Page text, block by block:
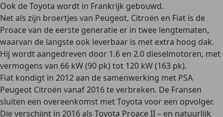
Ook de Toyota wordt in Frankrijk gebouwd.
Net als zijn broertjes van Peugeot, Citroën en Fiat is de
Proace van de eerste generatie er in twee lengtematen,
waarvan de langste ook leverbaar is met extra hoog dak.
Hij wordt aangedreven door 1.6 en 2.0 dieselmotoren, met
vermogens van 66 kW (90 pk) tot 120 kW (163 pk).
Fiat kondigt in 2012 aan de samenwerking met PSA
Peugeot Citroën vanaf 2016 te verbreken. De Fransen
sluiten een overeenkomst met Toyota voor een opvolger.
Die verschijnt in 2016 als Toyota Proace II– en natuurlijk